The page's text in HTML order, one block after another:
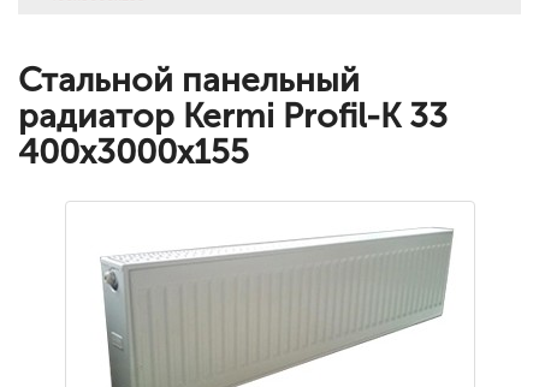
Стальной панельный
радиатор Kermi Profil-K 33
400x3000x155